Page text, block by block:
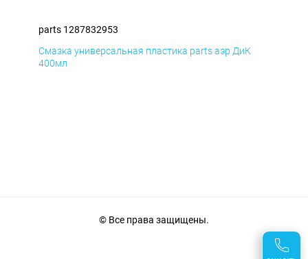
parts 1287832953
Смазка универсальная пластика parts аэр ДиК
400мл
© Все права защищены.